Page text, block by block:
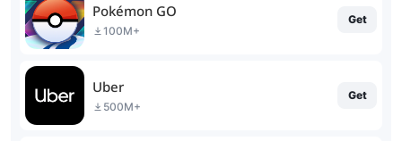
Pokémon GO
100M+
Get
Uber
500M+
Get